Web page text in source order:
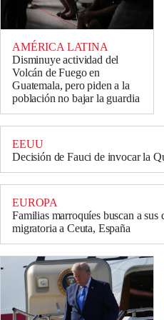
AMÉRICA LATINA
Disminuye actividad del
Volcán de Fuego en
Guatemala, pero piden a la
población no bajar la guardia
EEUU
Decisión de Fauci de invocar la
EUROPA
Familias marroquíes buscan a sus
migratoria a Ceuta, España